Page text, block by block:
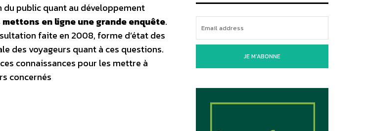
public quant au développement
mettons en ligne une grande enquête.
faite en 2008, forme d’état des
des voyageurs quant à ces questions.
connaissances pour les mettre à
concernés
JE M'ABONNE